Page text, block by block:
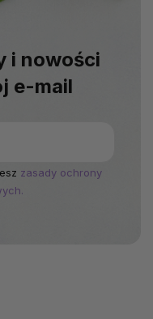
i nowości
e-mail
zasady ochrony